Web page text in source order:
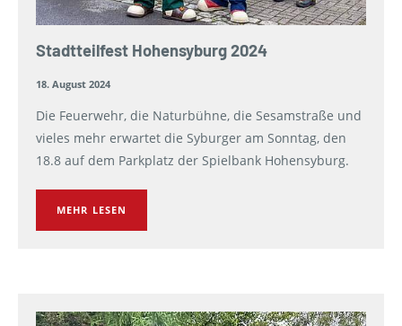
Stadtteilfest Hohensyburg 2024
18. August 2024
Die Feuerwehr, die Naturbühne, die Sesamstraße und
vieles mehr erwartet die Syburger am Sonntag, den
18.8 auf dem Parkplatz der Spielbank Hohensyburg.
MEHR LESEN